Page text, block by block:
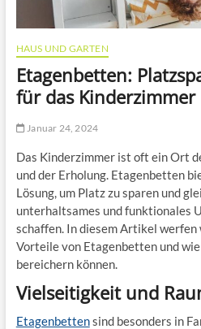
HAUS UND GARTEN
Etagenbetten:
für das Kinderzimmer
Januar 24, 2024
Das Kinderzimmer ist oft ein Ort
und der Erholung. Etagenbetten
Lösung, um Platz zu sparen und
unterhaltsames und funktionales
schaffen. In diesem Artikel
Vorteile von Etagenbetten und
bereichern können.
Vielseitigkeit und
Etagenbettensind besonders in